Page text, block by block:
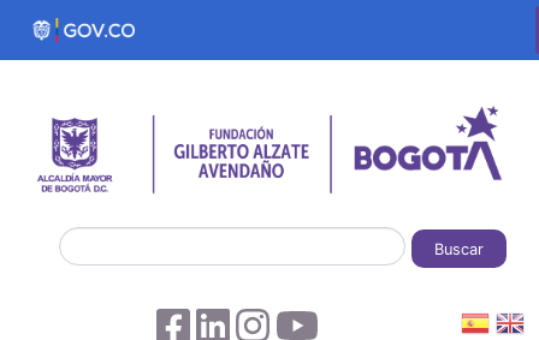
Pasar al contenido principal
Buscar